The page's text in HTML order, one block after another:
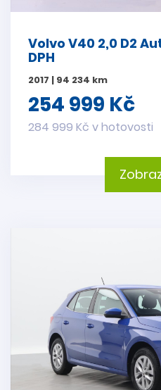
Volvo V40 2,0 D2
DPH
2017 | 94 234 km
254 999 Kč
284 999 Kč v hotovosti